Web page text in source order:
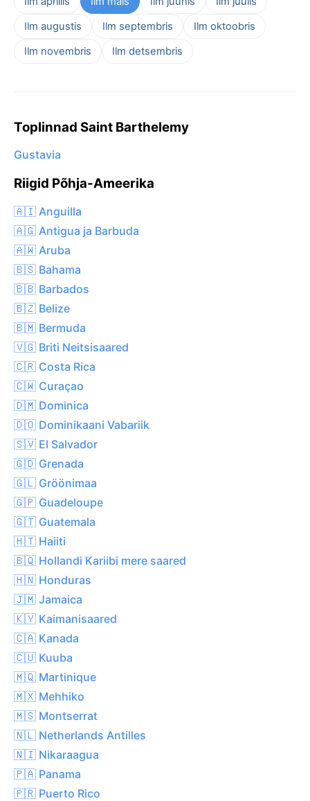
Ilm augustis
Ilm septembris
Ilm oktoobris
Ilm novembris
Ilm detsembris
Toplinnad Saint Barthelemy
Gustavia
Riigid Põhja-Ameerika
🇦🇮 Anguilla
🇦🇬 Antigua ja Barbuda
🇦🇼 Aruba
🇧🇸 Bahama
🇧🇧 Barbados
🇧🇿 Belize
🇧🇲 Bermuda
🇻🇬 Briti Neitsisaared
🇨🇷 Costa Rica
🇨🇼 Curaçao
🇩🇲 Dominica
🇩🇴 Dominikaani Vabariik
🇸🇻 El Salvador
🇬🇩 Grenada
🇬🇱 Gröönimaa
🇬🇵 Guadeloupe
🇬🇹 Guatemala
🇭🇹 Haiiti
🇧🇶 Hollandi Kariibi mere saared
🇭🇳 Honduras
🇯🇲 Jamaica
🇰🇾 Kaimanisaared
🇨🇦 Kanada
🇨🇺 Kuuba
🇲🇶 Martinique
🇲🇽 Mehhiko
🇲🇸 Montserrat
🇳🇱 Netherlands Antilles
🇳🇮 Nikaraagua
🇵🇦 Panama
🇵🇷 Puerto Rico